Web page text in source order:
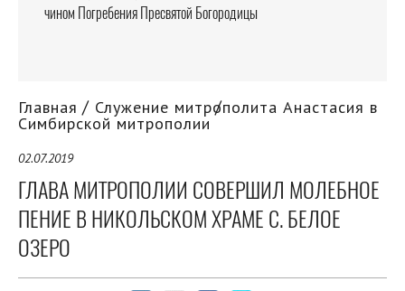
чином Погребения Пресвятой Богородицы
Главная Служение митрополита Анастасия в
Симбирской митрополии
02.07.2019
ГЛАВА МИТРОПОЛИИ СОВЕРШИЛ МОЛЕБНОЕ
ПЕНИЕ В НИКОЛЬСКОМ ХРАМЕ С. БЕЛОЕ
ОЗЕРО